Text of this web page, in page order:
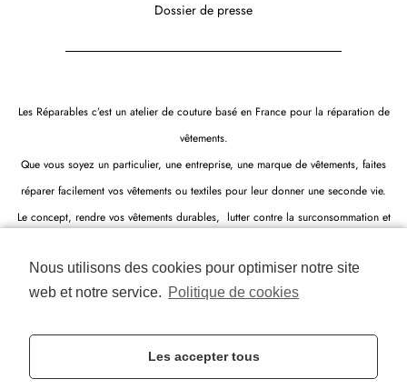
Nous utilisons des cookies pour optimiser notre site
web et notre service. Politique de cookies
Les accepter tous
Dossier de presse
Les Réparables c’est un atelier de couture basé en France pour la réparation de
vêtements.
Que vous soyez un particulier, une entreprise, une marque de vêtements, faites
réparer facilement vos vêtements ou textiles pour leur donner une seconde vie.
Le concept, rendre vos vêtements durables, lutter contre la surconsommation et
Les Réparables c’est une startup de l’économie circulaire.